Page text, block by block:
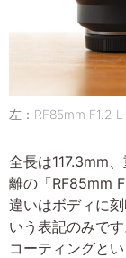
左：RF85mm F1.2
全長は117.3mm
離の「RF85mm
違いはボディに
いう表記のみで
コーティングと